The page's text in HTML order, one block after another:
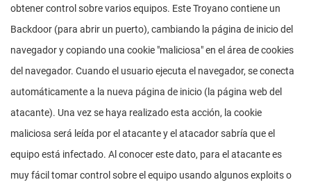
obtener control sobre varios equipos. Este Troyano contiene un
Backdoor (para abrir un puerto), cambiando la página de inicio del
navegador y copiando una cookie "maliciosa" en el área de cookies
del navegador. Cuando el usuario ejecuta el navegador, se conecta
automáticamente a la nueva página de inicio (la página web del
atacante). Una vez se haya realizado esta acción, la cookie
maliciosa será leída por el atacante y el atacador sabría que el
equipo está infectado. Al conocer este dato, para el atacante es
muy fácil tomar control sobre el equipo usando algunos exploits o